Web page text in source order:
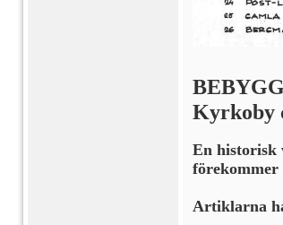
Kyrkoby
En historisk
Artiklarna